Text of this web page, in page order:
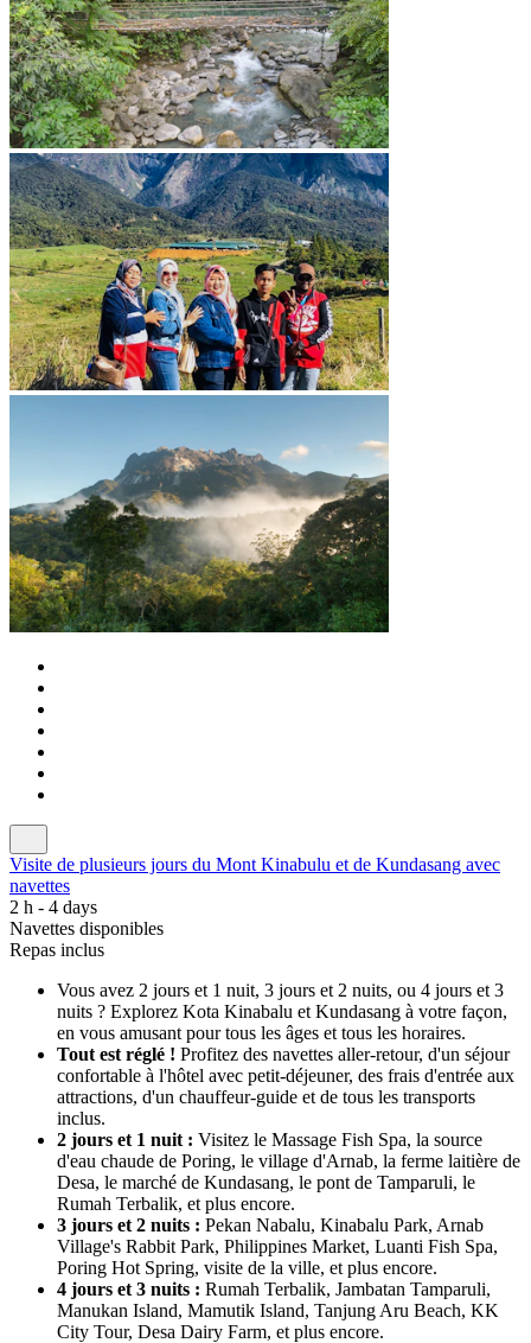
Visite de plusieurs jours du Mont Kinabulu et de Kundasang avec
navettes
2 h - 4 days
Navettes disponibles
Repas inclus
Vous avez 2 jours et 1 nuit, 3 jours et 2 nuits, ou 4 jours et 3
nuits ? Explorez Kota Kinabalu et Kundasang à votre façon,
en vous amusant pour tous les âges et tous les horaires.
Tout est réglé ! Profitez des navettes aller-retour, d'un séjour
confortable à l'hôtel avec petit-déjeuner, des frais d'entrée aux
attractions, d'un chauffeur-guide et de tous les transports
inclus.
2 jours et 1 nuit : Visitez le Massage Fish Spa, la source
d'eau chaude de Poring, le village d'Arnab, la ferme laitière de
Desa, le marché de Kundasang, le pont de Tamparuli, le
Rumah Terbalik, et plus encore.
3 jours et 2 nuits : Pekan Nabalu, Kinabalu Park, Arnab
Village's Rabbit Park, Philippines Market, Luanti Fish Spa,
Poring Hot Spring, visite de la ville, et plus encore.
4 jours et 3 nuits : Rumah Terbalik, Jambatan Tamparuli,
Manukan Island, Mamutik Island, Tanjung Aru Beach, KK
City Tour, Desa Dairy Farm, et plus encore.